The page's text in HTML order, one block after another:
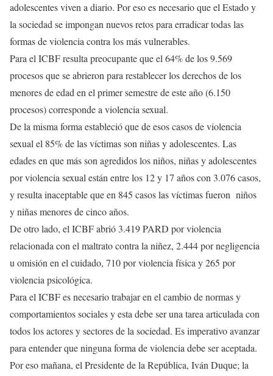
adolescentes viven a diario. Por eso es necesario que el Estado y
la sociedad se impongan nuevos retos para erradicar todas las
formas de violencia contra los más vulnerables.
Para el ICBF resulta preocupante que el 64% de los 9.569
procesos que se abrieron para restablecer los derechos de los
menores de edad en el primer semestre de este año (6.150
procesos) corresponde a violencia sexual.
De la misma forma estableció que de esos casos de violencia
sexual el 85% de las víctimas son niñas y adolescentes. Las
edades en que más son agredidos los niños, niñas y adolescentes
por violencia sexual están entre los 12 y 17 años con 3.076 casos,
y resulta inaceptable que en 845 casos las víctimas fueron niños
y niñas menores de cinco años.
De otro lado, el ICBF abrió 3.419 PARD por violencia
relacionada con el maltrato contra la niñez, 2.444 por negligencia
u omisión en el cuidado, 710 por violencia física y 265 por
violencia psicológica.
Para el ICBF es necesario trabajar en el cambio de normas y
comportamientos sociales y esta debe ser una tarea articulada con
todos los actores y sectores de la sociedad. Es imperativo avanzar
para entender que ninguna forma de violencia debe ser aceptada.
Por eso mañana, el Presidente de la República, Iván Duque; la